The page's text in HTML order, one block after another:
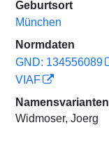
Geburtsort
München
Normdaten
GND: 134556089
VIAF
Namensvarianten
Widmoser, Joerg